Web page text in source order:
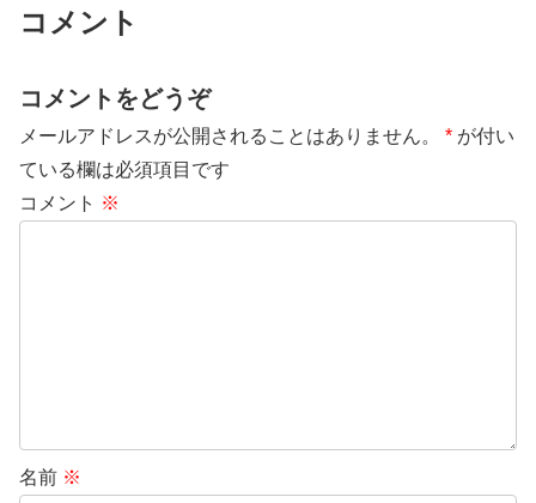
コメント
コメントをどうぞ
メールアドレスが公開されることはありません。 * が付い
ている欄は必須項目です
コメント ※
名前 ※